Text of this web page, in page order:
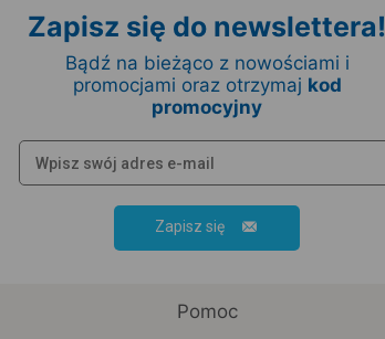
Zapisz się do newslettera!
Bądź na bieżąco z nowościami i
promocjami oraz otrzymaj kod
promocyjny
Zapisz się
Pomoc